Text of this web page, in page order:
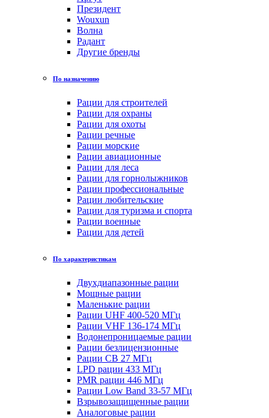
Президент
Wouxun
Волна
Радант
Другие бренды
По назначению
Рации для строителей
Рации для охраны
Рации для охоты
Рации речные
Рации морские
Рации авиационные
Рации для леса
Рации для горнолыжников
Рации профессиональные
Рации любительские
Рации для туризма и спорта
Рации военные
Рации для детей
По характеристикам
Двухдиапазонные рации
Мощные рации
Маленькие рации
Рации UHF 400-520 МГц
Рации VHF 136-174 МГц
Водонепроницаемые рации
Рации безлицензионные
Рации CB 27 МГц
LPD рации 433 МГц
PMR рации 446 МГц
Рации Low Band 33-57 МГц
Взрывозащищенные рации
Аналоговые рации